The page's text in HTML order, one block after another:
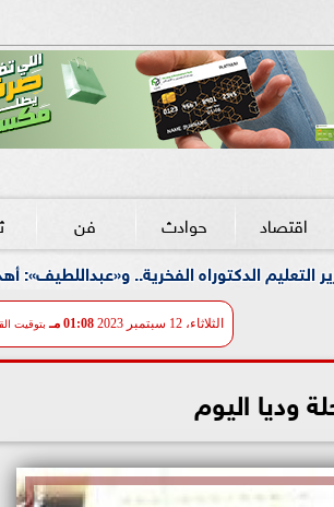
اقتصاد حوادث فن
و«عبداللطيف»: أهدي التكريم لكل
الثلاثاء، 12 سبتمبر 2023 01:08 مـ بتوقيت
وديا اليوم